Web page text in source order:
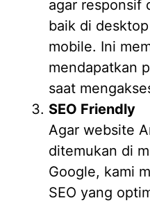
agar responsif
baik di
mobile. Ini
mendapatkan
saat
SEO Friendly
Agar website
ditemukan di
Google, kami
SEO yang